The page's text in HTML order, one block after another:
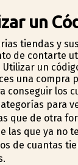
un
tiendas y
de contarte
un
una compra
conseguir los
para
que de otra
las que ya no
de cuantas